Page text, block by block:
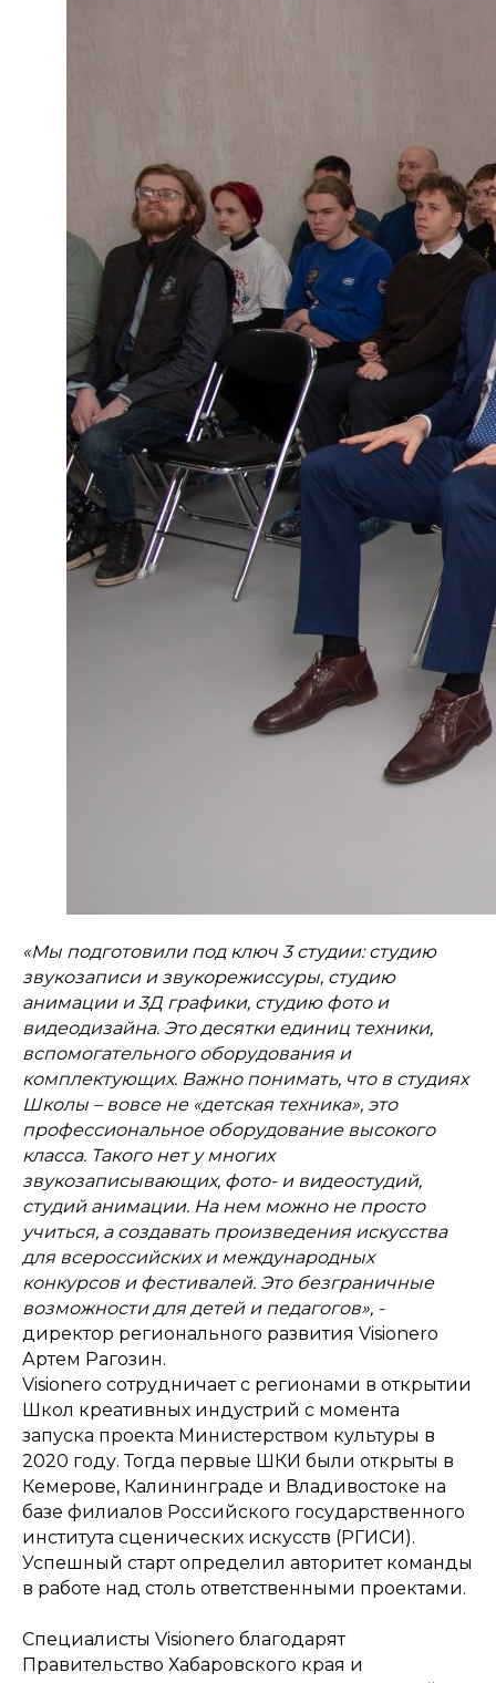
«Мы подготовили под ключ 3 студии: студию
звукозаписи и звукорежиссуры, студию
анимации и 3Д графики, студию фото и
видеодизайна. Это десятки единиц техники,
вспомогательного оборудования и
комплектующих. Важно понимать, что в студиях
Школы – вовсе не «детская техника», это
профессиональное оборудование высокого
класса. Такого нет у многих
звукозаписывающих, фото- и видеостудий,
студий анимации. На нем можно не просто
учиться, а создавать произведения искусства
для всероссийских и международных
конкурсов и фестивалей. Это безграничные
возможности для детей и педагогов», -
директор регионального развития Visionero
Артем Рагозин.
Visionero сотрудничает с регионами в открытии
Школ креативных индустрий с момента
запуска проекта Министерством культуры в
2020 году. Тогда первые ШКИ были открыты в
Кемерове, Калининграде и Владивостоке на
базе филиалов Российского государственного
института сценических искусств (РГИСИ).
Успешный старт определил авторитет команды
в работе над столь ответственными проектами.
Специалисты Visionero благодарят
Правительство Хабаровского края и